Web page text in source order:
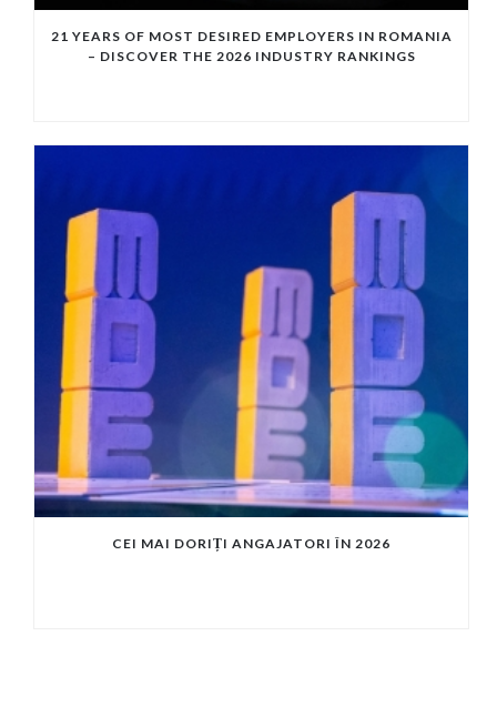
21 YEARS OF MOST DESIRED EMPLOYERS IN ROMANIA
– DISCOVER THE 2026 INDUSTRY RANKINGS
CEI MAI DORIȚI ANGAJATORI ÎN 2026